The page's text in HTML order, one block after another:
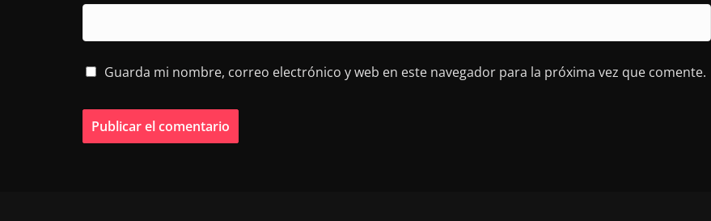
Guarda mi nombre, correo electrónico y web en este navegador para la próxima vez que comente.